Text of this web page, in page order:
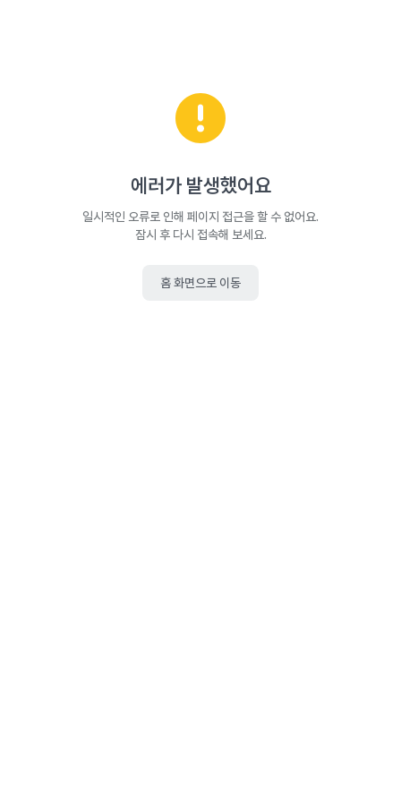
에러가 발생했어요
일시적인 오류로 인해 페이지 접근을 할 수 없어요.
잠시 후 다시 접속해 보세요.
홈 화면으로 이동